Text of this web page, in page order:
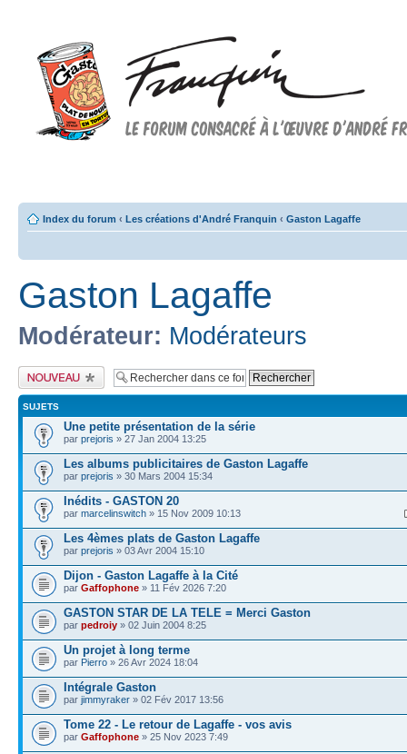
Index du forum ‹ Les créations d'André Franquin ‹ Gaston Lagaffe
Gaston Lagaffe
Modérateur: Modérateurs
Publier un nouveau
sujet
SUJETS
Une petite présentation de la série
par prejoris » 27 Jan 2004 13:25
Les albums publicitaires de Gaston Lagaffe
par prejoris » 30 Mars 2004 15:34
Inédits - GASTON 20
par marcelinswitch » 15 Nov 2009 10:13
Les 4èmes plats de Gaston Lagaffe
par prejoris » 03 Avr 2004 15:10
Dijon - Gaston Lagaffe à la Cité
par Gaffophone » 11 Fév 2026 7:20
GASTON STAR DE LA TELE = Merci Gaston
par pedroiy » 02 Juin 2004 8:25
Un projet à long terme
par Pierro » 26 Avr 2024 18:04
Intégrale Gaston
par jimmyraker » 02 Fév 2017 13:56
Tome 22 - Le retour de Lagaffe - vos avis
par Gaffophone » 25 Nov 2023 7:49